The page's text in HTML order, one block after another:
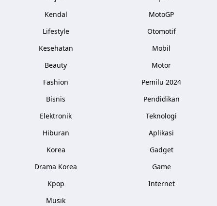
Kendal
Lifestyle
Kesehatan
Beauty
Fashion
Bisnis
Elektronik
Hiburan
Korea
Drama Korea
Kpop
Musik
MotoGP
Otomotif
Mobil
Motor
Pemilu 2024
Pendidikan
Teknologi
Aplikasi
Gadget
Game
Internet